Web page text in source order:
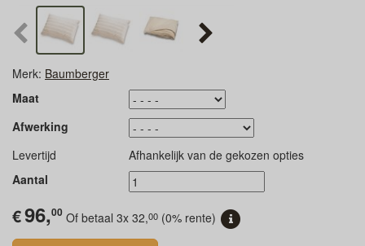
Merk: Baumberger
Maat
Afwerking
Levertijd
Afhankelijk van de gekozen opties
Aantal
€96,00 Of betaal 3x 32,00 (0% rente)